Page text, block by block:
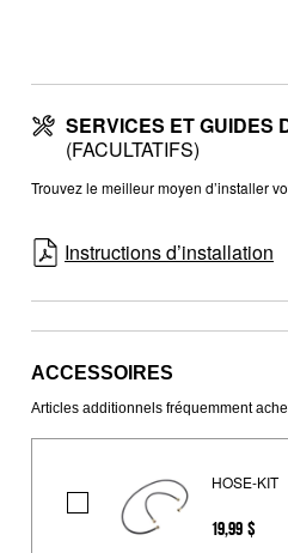
SERVICES ET GUIDES
(FACULTATIFS)
Trouvez le meilleur moyen d’installer
Instructions d’installation
ACCESSOIRES
Articles additionnels fréquemment
HOSE-
HOSE-KIT
19,99 $